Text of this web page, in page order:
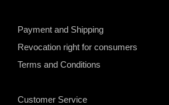
Payment and Shipping
Revocation right for consumers
Terms and Conditions
Customer Service